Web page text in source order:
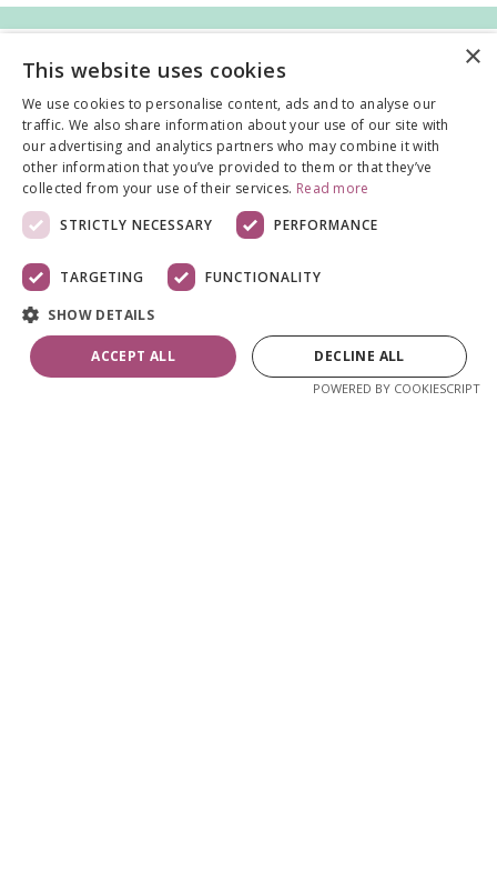
Meist
Uudised
A2A.ee
Püsikliendiprogramm
Tingimused
Privaatsus
Tarne
×
This website uses cookies
We use cookies to personalise content, ads and to analyse our
traffic. We also share information about your use of our site with
our advertising and analytics partners who may combine it with
other information that you’ve provided to them or that they’ve
collected from your use of their services. Read more
STRICTLY NECESSARY
PERFORMANCE
TARGETING FUNCTIONALITY
SHOW DETAILS
ACCEPT ALL DECLINE ALL
POWERED BY COOKIESCRIPT